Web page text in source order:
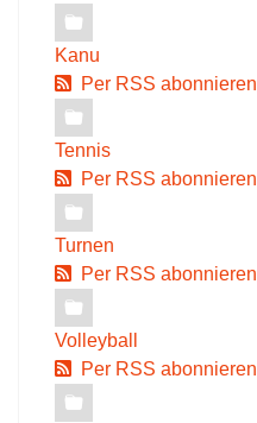
Kanu
Per RSS abonnieren
Tennis
Per RSS abonnieren
Turnen
Per RSS abonnieren
Volleyball
Per RSS abonnieren